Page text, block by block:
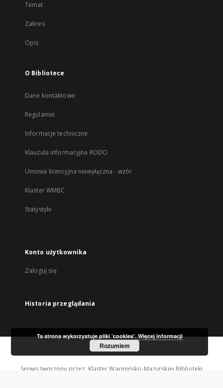
Temat
Zakres
Opis
O Bibliotece
Dane kontaktowe
Regulamin
Informacje techniczne
Klauzula informacyjna RODO
Umowa licencyjna niewyłączna - wzór
Klaster WMBC
Statystyki
Konto użytkownika
Zaloguj się
Historia przeglądania
Serwis tworzony przez: Klaster Warmińsko-Mazurskiej Biblioteki
Ta strona wykorzystuje pliki 'cookies'.Więcej informacji
Rozumiem